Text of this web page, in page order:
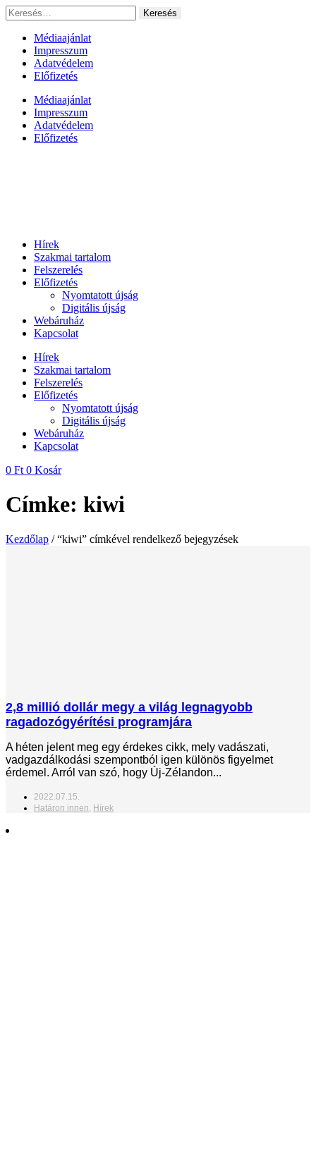
Ugrás
a
tartalomhoz
Keresés:
Médiaajánlat
Impresszum
Adatvédelem
Előfizetés
Médiaajánlat
Impresszum
Adatvédelem
Előfizetés
Hírek
Szakmai tartalom
Felszerelés
Előfizetés
Nyomtatott újság
Digitális újság
Webáruház
Kapcsolat
Hírek
Szakmai tartalom
Felszerelés
Előfizetés
Nyomtatott újság
Digitális újság
Webáruház
Kapcsolat
0 Ft 0 Kosár
Címke: kiwi
Kezdőlap / “kiwi” címkével rendelkező bejegyzések
2,8 millió dollár megy a világ legnagyobb
ragadozógyérítési programjára
A héten jelent meg egy érdekes cikk, mely vadászati,
vadgazdálkodási szempontból igen különös figyelmet
érdemel. Arról van szó, hogy Új-Zélandon...
2022.07.15.
Határon innen, Hírek